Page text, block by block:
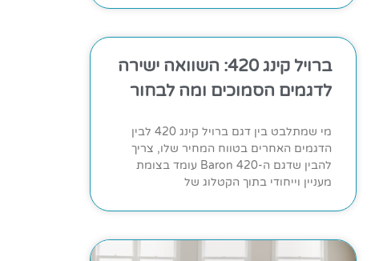
ברויל קינג 420: השוואה ישירה
לדגמים הסמוכים ומה לבחור
מי שמתלבט בין דגם ברויל קינג 420 לבין
הדגמים האחרים בטווח המחיר שלו, צריך
להבין שדגם ה-Baron 420 עומד בצומת
מעניין וייחודי בתוך הקטלוג של